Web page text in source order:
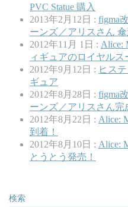
PVC Statue 購入
2013年2月12日 : figma
ーンズ／アリスさん
2012年11月 1日 : Alice:
ィギュアのロイヤル
2012年9月12日 : ヒス
ギュア
2012年8月28日 : figma
ーンズ／アリスさん完
2012年8月22日 : Alice:
到着！
2012年8月10日 : Alice:
とうとう発売！
検索